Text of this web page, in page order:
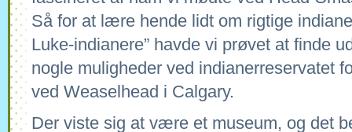
Så for at lære hende lidt om rigtige
Luke-indianere” havde vi prøvet at finde
nogle muligheder ved indianerreservatet
ved Weaselhead i Calgary.
Der viste sig at være et museum, og det